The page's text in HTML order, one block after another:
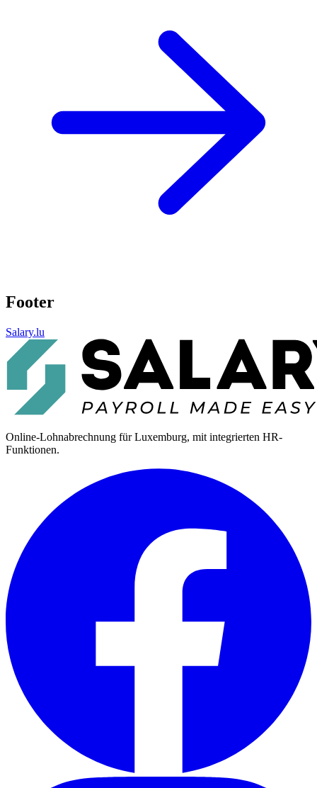
Footer
Salary.lu
Online-Lohnabrechnung für Luxemburg, mit integrierten HR-
Funktionen.